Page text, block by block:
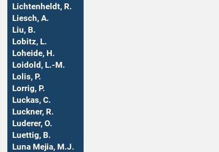
Lichtenheldt, R.
Liesch, A.
Liu, B.
Lobitz, L.
Loheide, H.
Loidold, L.-M.
Lolis, P.
Lorrig, P.
Luckas, C.
Luckner, R.
Luderer, O.
Luettig, B.
Luna Mejia, M.J.